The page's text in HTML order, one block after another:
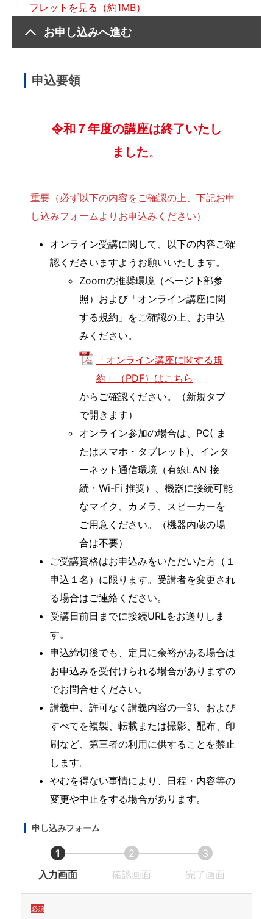
フレットを見る（約1MB）
お申し込みへ進む
申込要領
令和７年度の講座は終了いたし
ました。
重要（必ず以下の内容をご確認の上、下記お申
し込みフォームよりお申込みください）
オンライン受講に関して、以下の内容ご確
認くださいますようお願いいたします。
Zoomの推奨環境（ページ下部参
照）および「オンライン講座に関
する規約」をご確認の上、お申込
みください。
「オンライン講座に関する規
約」（PDF）はこちら
からご確認ください。（新規タブ
で開きます）
オンライン参加の場合は、PC( ま
たはスマホ・タブレット)、インタ
ーネット通信環境（有線LAN 接
続・Wi-Fi 推奨）、機器に接続可能
なマイク、カメラ、スピーカーを
ご用意ください。（機器内蔵の場
合は不要）
ご受講資格はお申込みをいただいた方（１
申込１名）に限ります。受講者を変更され
る場合はご連絡ください。
受講日前日までに接続URLをお送りしま
す。
申込締切後でも、定員に余裕がある場合は
お申込みを受付けられる場合がありますの
でお問合せください。
講義中、許可なく講義内容の一部、および
すべてを複製、転載または撮影、配布、印
刷など、第三者の利用に供することを禁止
します。
やむを得ない事情により、日程・内容等の
変更や中止をする場合があります。
申し込みフォーム
1
入力画面現
在
2
確認画面
在
3
完了画面
在
必須